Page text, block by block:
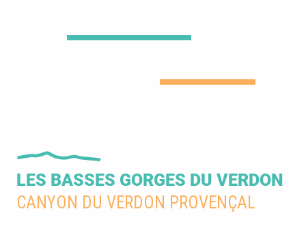
LES BASSES GORGES DU VERDON
CANYON DU VERDON PROVENÇAL